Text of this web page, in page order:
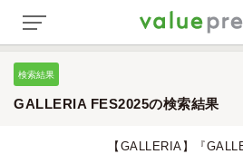
検索結果
GALLERIA FES2025の検索結果
【GALLERIA】『